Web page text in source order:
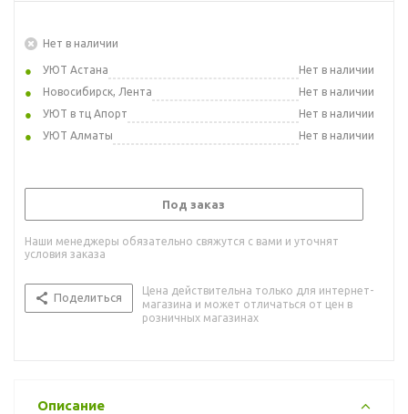
Нет в наличии
УЮТ Астана
Нет в наличии
Новосибирск, Лента
Нет в наличии
УЮТ в тц Апорт
Нет в наличии
УЮТ Алматы
Нет в наличии
Под заказ
Наши менеджеры обязательно свяжутся с вами и уточнят
условия заказа
Поделиться
Цена действительна только для интернет-
магазина и может отличаться от цен в
розничных магазинах
Описание